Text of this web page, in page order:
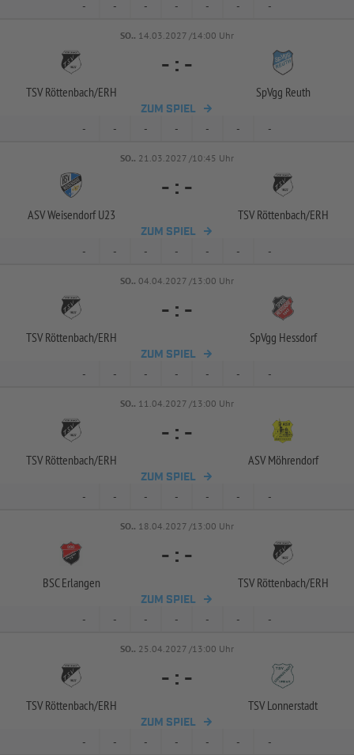
- - - - - - -
SO.. 14.03.2027 /14:00 Uhr
TSV Röttenbach/ERH
- : -
SpVgg Reuth
ZUM SPIEL
- - - - - - -
SO.. 21.03.2027 /10:45 Uhr
ASV Weisendorf U23
- : -
TSV Röttenbach/ERH
ZUM SPIEL
- - - - - - -
SO.. 04.04.2027 /13:00 Uhr
TSV Röttenbach/ERH
- : -
SpVgg Hessdorf
ZUM SPIEL
- - - - - - -
SO.. 11.04.2027 /13:00 Uhr
TSV Röttenbach/ERH
- : -
ASV Möhrendorf
ZUM SPIEL
- - - - - - -
SO.. 18.04.2027 /13:00 Uhr
BSC Erlangen
- : -
TSV Röttenbach/ERH
ZUM SPIEL
- - - - - - -
SO.. 25.04.2027 /13:00 Uhr
TSV Röttenbach/ERH
- : -
TSV Lonnerstadt
ZUM SPIEL
- - - - - - -